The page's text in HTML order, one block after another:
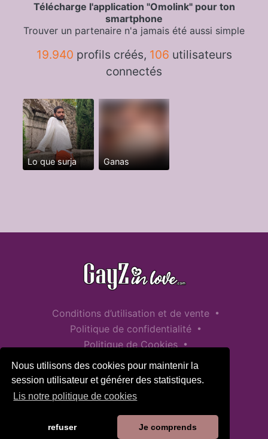
Nous utilisons des cookies pour maintenir la
session utilisateur et générer des statistiques.
Lis notre politique de cookies
refuser Je comprends
Télécharge l'application "Omolink" pour ton
smartphone
Trouver un partenaire n'a jamais été aussi simple
19.940 profils créés, 106 utilisateurs
connectés
Lo que surja Ganas
Conditions d’utilisation et de vente •
Politique de confidentialité •
Politique de Cookies •
Politique de sécurité des enfants
Aide / Contact